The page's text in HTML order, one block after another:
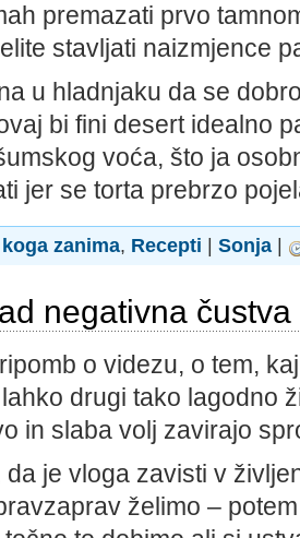
premazati prvo
stavljati naizmjence
u hladnjaku da se
bi fini desert idealno
voća, što ja
jer se torta prebrzo
zanima, Recepti Sonja
negativna čustva
o videzu, o tem,
drugi tako lagodno
in slaba volj zavirajo
je vloga zavisti v
želimo –